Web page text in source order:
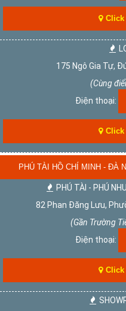
Click
175 Ngô Gia Tự,
(Cùng
Điện thoại:
Click
PHÚ TÀI HỒ CHÍ MINH - ĐÀ
PHÚ TÀI - PHÚ
82 Phan Đăng Lưu,
(Gần Trường
Điện thoại:
Click